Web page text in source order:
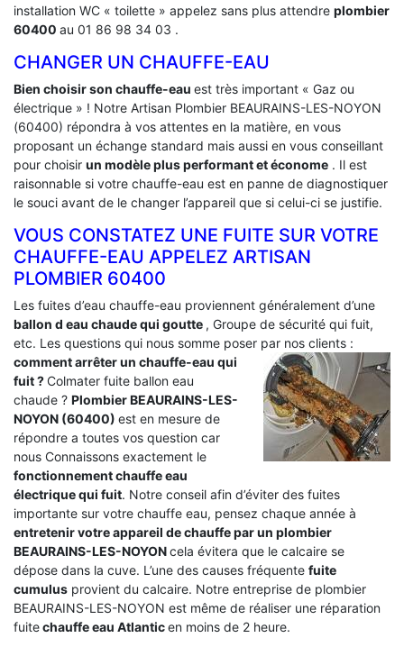
installation WC « toilette » appelez sans plus attendre plombier
60400 au 01 86 98 34 03 .
CHANGER UN CHAUFFE-EAU
Bien choisir son chauffe-eau est très important « Gaz ou
électrique » ! Notre Artisan Plombier BEAURAINS-LES-NOYON
(60400) répondra à vos attentes en la matière, en vous
proposant un échange standard mais aussi en vous conseillant
pour choisir un modèle plus performant et économe . Il est
raisonnable si votre chauffe-eau est en panne de diagnostiquer
le souci avant de le changer l’appareil que si celui-ci se justifie.
VOUS CONSTATEZ UNE FUITE SUR VOTRE
CHAUFFE-EAU APPELEZ ARTISAN
PLOMBIER 60400
Les fuites d’eau chauffe-eau proviennent généralement d’une
ballon d eau chaude qui goutte , Groupe de sécurité qui fuit,
etc. Les questions qui nous somme poser par nos clients :
comment arrêter un chauffe-eau qui
fuit ?Colmater fuite ballon eau
chaude ? Plombier BEAURAINS-LES-
NOYON (60400) est en mesure de
répondre a toutes vos question car
nous Connaissons exactement le
fonctionnement chauffe eau
électrique qui fuit. Notre conseil afin d’éviter des fuites
importante sur votre chauffe eau, pensez chaque année à
entretenir votre appareil de chauffe par un plombier
BEAURAINS-LES-NOYONcela évitera que le calcaire se
dépose dans la cuve. L’une des causes fréquente fuite
cumulus provient du calcaire. Notre entreprise de plombier
BEAURAINS-LES-NOYON est même de réaliser une réparation
fuitechauffe eau Atlanticen moins de 2 heure.